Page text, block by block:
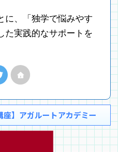
に、「独学で悩みやす
た実践的なサポートを
座】アガルートアカデミー